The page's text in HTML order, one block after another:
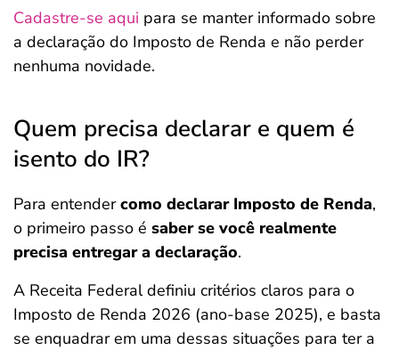
Cadastre-se aqui para se manter informado sobre
a declaração do Imposto de Renda e não perder
nenhuma novidade.
Quem precisa declarar e quem é
isento do IR?
Para entendercomo declarar Imposto de Renda,
o primeiro passo é saber se você realmente
precisa entregar a declaração.
A Receita Federal definiu critérios claros para o
Imposto de Renda 2026 (ano-base 2025), e basta
se enquadrar em uma dessas situações para ter a